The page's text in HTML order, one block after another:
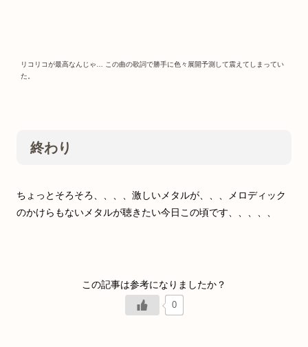
リコリコが最高なんじゃ… この曲の歌詞で勝手に色々展開予測して震えてしまってい
た。
終わり
ちょっとそろそろ、、、、激しいメタルが、、、メロディック
のかけらもないメタルが聴きたい今日この頃です、、、、、
0